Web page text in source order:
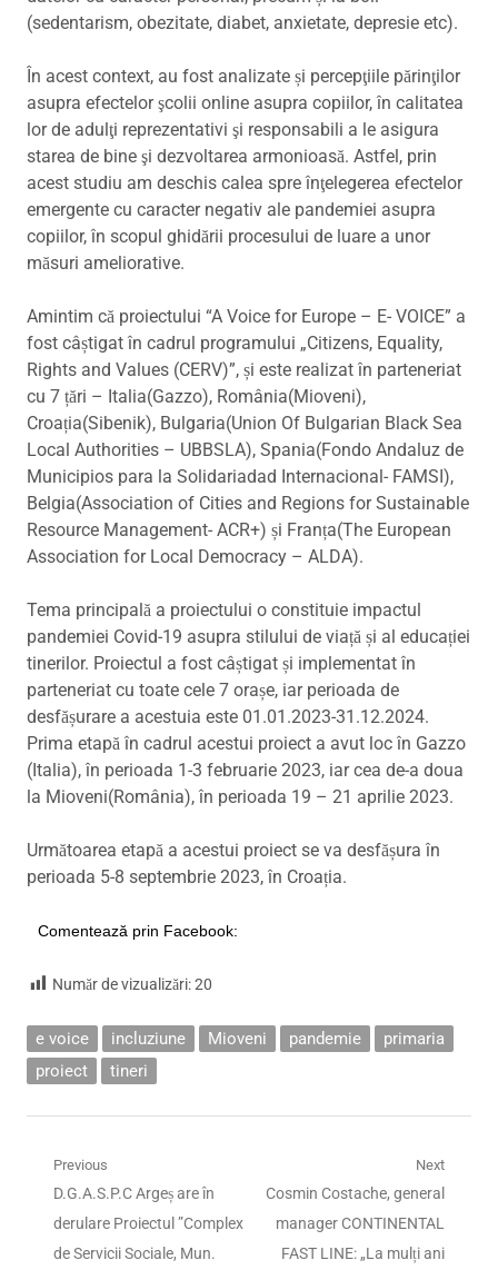
(sedentarism, obezitate, diabet, anxietate, depresie etc).
În acest context, au fost analizate și percepţiile părinţilor
asupra efectelor şcolii online asupra copiilor, în calitatea
lor de adulţi reprezentativi şi responsabili a le asigura
starea de bine şi dezvoltarea armonioasă. Astfel, prin
acest studiu am deschis calea spre înţelegerea efectelor
emergente cu caracter negativ ale pandemiei asupra
copiilor, în scopul ghidării procesului de luare a unor
măsuri ameliorative.
Amintim că proiectului “A Voice for Europe – E- VOICE” a
fost câștigat în cadrul programului „Citizens, Equality,
Rights and Values (CERV)”, și este realizat în parteneriat
cu 7 țări – Italia(Gazzo), România(Mioveni),
Croația(Sibenik), Bulgaria(Union Of Bulgarian Black Sea
Local Authorities – UBBSLA), Spania(Fondo Andaluz de
Municipios para la Solidariadad Internacional- FAMSI),
Belgia(Association of Cities and Regions for Sustainable
Resource Management- ACR+) și Franța(The European
Association for Local Democracy – ALDA).
Tema principală a proiectului o constituie impactul
pandemiei Covid-19 asupra stilului de viață și al educației
tinerilor. Proiectul a fost câștigat și implementat în
parteneriat cu toate cele 7 orașe, iar perioada de
desfășurare a acestuia este 01.01.2023-31.12.2024.
Prima etapă în cadrul acestui proiect a avut loc în Gazzo
(Italia), în perioada 1-3 februarie 2023, iar cea de-a doua
la Mioveni(România), în perioada 19 – 21 aprilie 2023.
Următoarea etapă a acestui proiect se va desfășura în
perioada 5-8 septembrie 2023, în Croația.
Comentează prin Facebook:
Număr de vizualizări:20
e voice incluziune Mioveni pandemie
primaria
proiect
tineri
Navigare
articole
Previous
Previous
post:
D.G.A.S.P.C Argeș are în
derulare Proiectul ”Complex
de Servicii Sociale, Mun.
Next
Next
post:
Cosmin Costache, general
manager CONTINENTAL
FAST LINE: „La mulți ani